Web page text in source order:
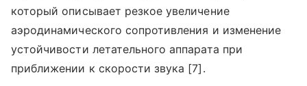
который описывает резкое увеличение
аэродинамического сопротивления и изменение
устойчивости летательного аппарата при
приближении к скорости звука [7].